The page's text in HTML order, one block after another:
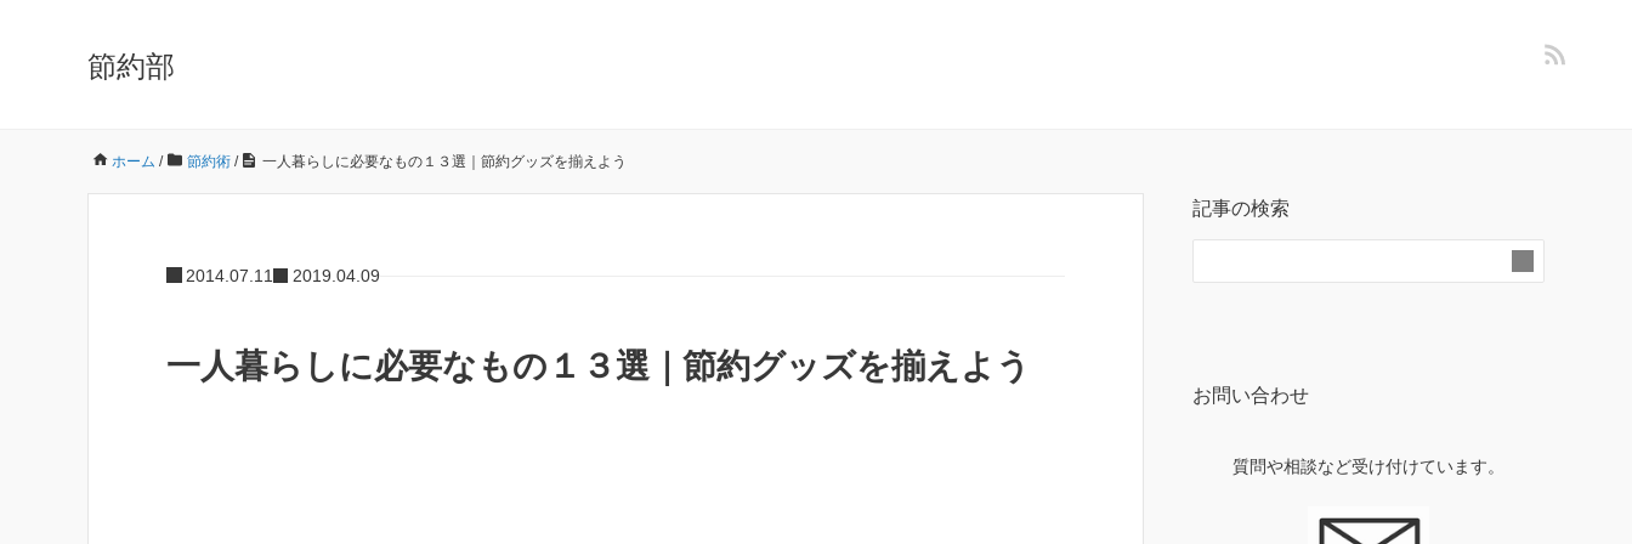
節約部
ホーム / 節約術 / 一人暮らしに必要なもの１３選｜節約グッズを揃えよう
2014.07.11 2019.04.09
一人暮らしに必要なもの１３選｜節約グッズを揃えよう
記事の検索
お問い合わせ
質問や相談など受け付けています。